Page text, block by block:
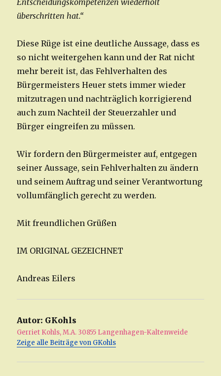
Entscheidungskompetenzen wiederholt
überschritten hat.“
Diese Rüge ist eine deutliche Aussage, dass es
so nicht weitergehen kann und der Rat nicht
mehr bereit ist, das Fehlverhalten des
Bürgermeisters Heuer stets immer wieder
mitzutragen und nachträglich korrigierend
auch zum Nachteil der Steuerzahler und
Bürger eingreifen zu müssen.
Wir fordern den Bürgermeister auf, entgegen
seiner Aussage, sein Fehlverhalten zu ändern
und seinem Auftrag und seiner Verantwortung
vollumfänglich gerecht zu werden.
Mit freundlichen Grüßen
IM ORIGINAL GEZEICHNET
Andreas Eilers
Autor: GKohls
Gerriet Kohls, M.A. 30855 Langenhagen-Kaltenweide
Zeige alle Beiträge von GKohls